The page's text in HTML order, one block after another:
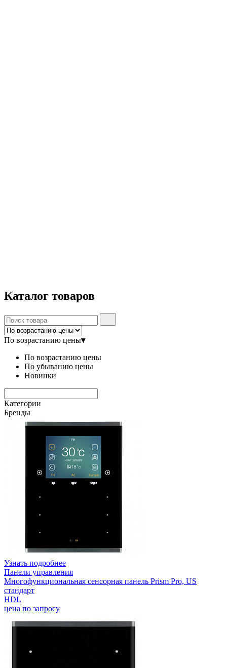
Каталог товаров
По возрастанию цены▾
По возрастанию цены
По убыванию цены
Новинки
Категории
Бренды
Узнать подробнее
Панели управления
Многофункциональная сенсорная панель Prism Pro, US
стандарт
HDL
цена по запросу